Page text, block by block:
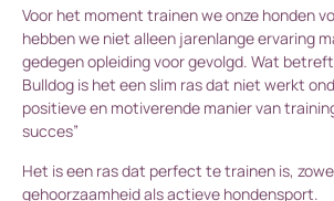
Voor het moment trainen we onze honden
hebben we niet alleen jarenlange ervaring
gedegen opleiding voor gevolgd. Wat
Bulldog is het een slim ras dat niet werkt
positieve en motiverende manier van
succes”
Het is een ras dat perfect te trainen is,
gehoorzaamheid als actieve hondensport.